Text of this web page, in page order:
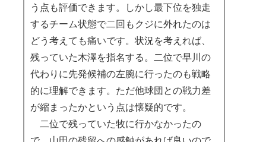
う点も評価できます。しかし最下位を独走
するチーム状態で二回もクジに外れたのは
どう考えても痛いです。状況を考えれば、
残っていた木澤を指名する。二位で早川の
代わりに先発候補の左腕に行ったのも戦略
的に理解できます。ただ他球団との戦力差
が縮まったかという点は懐疑的です。
二位で残っていた牧に行かなかったの